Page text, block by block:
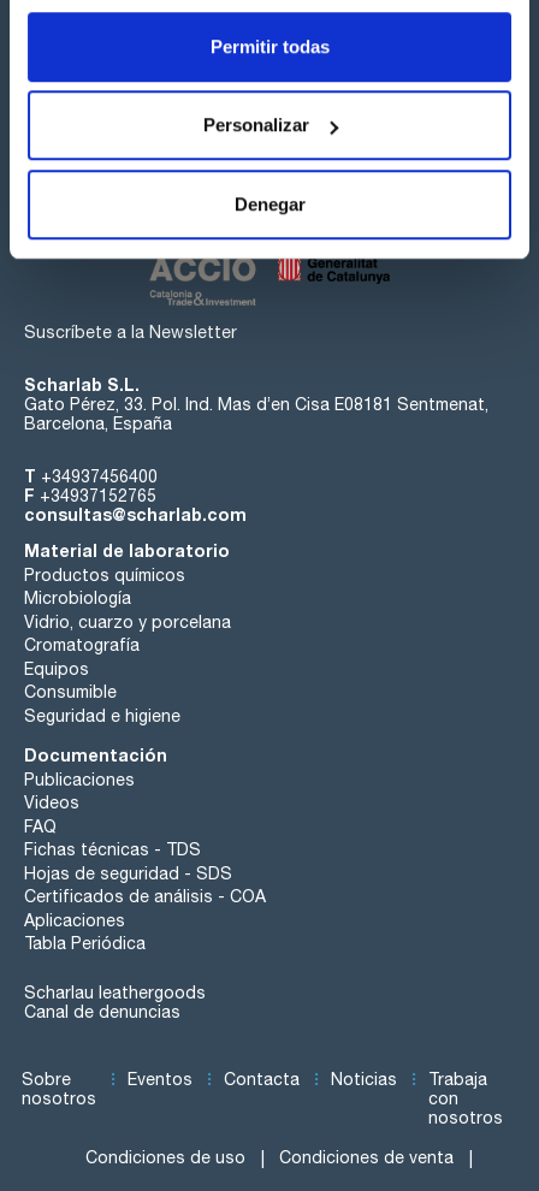
Permitir todas
Personalizar
Denegar
Suscríbete a la Newsletter
Scharlab S.L.
Gato Pérez, 33. Pol. Ind. Mas d’en Cisa E08181 Sentmenat,
Barcelona, España
T +34937456400
F +34937152765
consultas@scharlab.com
Material de laboratorio
Productos químicos
Microbiología
Vidrio, cuarzo y porcelana
Cromatografía
Equipos
Consumible
Seguridad e higiene
Documentación
Publicaciones
Videos
FAQ
Fichas técnicas - TDS
Hojas de seguridad - SDS
Certificados de análisis - COA
Aplicaciones
Tabla Periódica
Scharlau leathergoods
Canal de denuncias
Sobre
nosotros
Eventos Contacta Noticias
Trabaja
con
nosotros
Condiciones de uso Condiciones de venta